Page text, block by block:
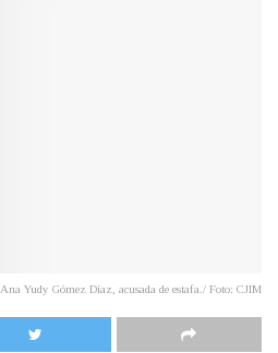
Ana Yudy Gómez Díaz, acusada de estafa./ Foto: CJIM